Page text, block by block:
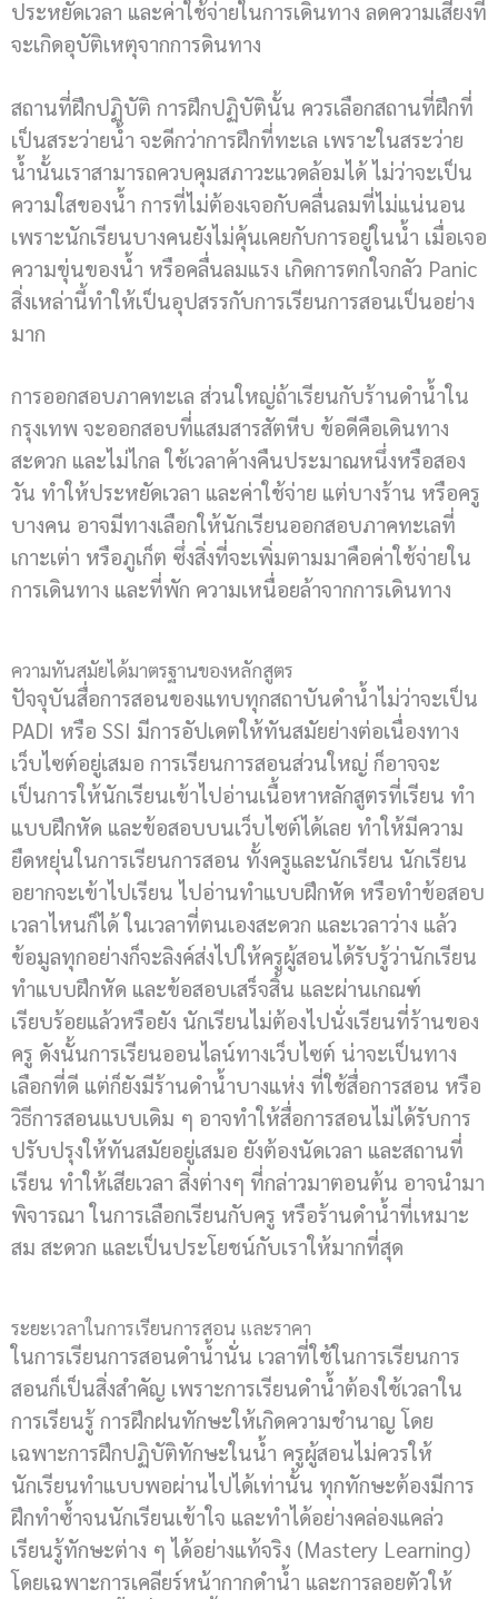
ประหยัดเวลา และค่าใช้จ่ายในการเดินทาง ลดความเสียงที่
จะเกิดอุบัติเหตุจากการดินทาง
สถานที่ฝึกปฏิบัติ การฝึกปฏิบัตินั้น ควรเลือกสถานที่ฝึกที่
เป็นสระว่ายน้ำ จะดีกว่าการฝึกที่ทะเล เพราะในสระว่าย
น้ำนั้นเราสามารถควบคุมสภาวะแวดล้อมได้ ไม่ว่าจะเป็น
ความใสของน้ำ การที่ไม่ต้องเจอกับคลื่นลมที่ไม่แน่นอน
เพราะนักเรียนบางคนยังไม่คุ้นเคยกับการอยู่ในน้ำ เมื่อเจอ
ความขุ่นของน้ำ หรือคลื่นลมแรง เกิดการตกใจกลัว Panic
สิ่งเหล่านี้ทำให้เป็นอุปสรรกับการเรียนการสอนเป็นอย่าง
มาก
การออกสอบภาคทะเล ส่วนใหญ่ถ้าเรียนกับร้านดำน้ำใน
กรุงเทพ จะออกสอบที่แสมสารสัตหีบ ข้อดีคือเดินทาง
สะดวก และไม่ไกล ใช้เวลาค้างคืนประมาณหนึ่งหรือสอง
วัน ทำให้ประหยัดเวลา และค่าใช้จ่าย แต่บางร้าน หรือครู
บางคน อาจมีทางเลือกให้นักเรียนออกสอบภาคทะเลที่
เกาะเต่า หรือภูเก็ต ซึ่งสิ่งที่จะเพิ่มตามมาคือค่าใช้จ่ายใน
การเดินทาง และที่พัก ความเหนื่อยล้าจากการเดินทาง
ความทันสมัยได้มาตรฐานของหลักสูตร
ปัจจุบันสื่อการสอนของแทบทุกสถาบันดำน้ำไม่ว่าจะเป็น
PADI หรือ SSI มีการอัปเดตให้ทันสมัยย่างต่อเนื่องทาง
เว็บไซต์อยู่เสมอ การเรียนการสอนส่วนใหญ่ ก็อาจจะ
เป็นการให้นักเรียนเข้าไปอ่านเนื้อหาหลักสูตรที่เรียน ทำ
แบบฝึกหัด และข้อสอบบนเว็บไซต์ได้เลย ทำให้มีความ
ยืดหยุ่นในการเรียนการสอน ทั้งครูและนักเรียน นักเรียน
อยากจะเข้าไปเรียน ไปอ่านทำแบบฝึกหัด หรือทำข้อสอบ
เวลาไหนก็ได้ ในเวลาที่ตนเองสะดวก และเวลาว่าง แล้ว
ข้อมูลทุกอย่างก็จะลิงค์ส่งไปให้ครูผู้สอนได้รับรู้ว่านักเรียน
ทำแบบฝึกหัด และข้อสอบเสร็จสิ้น และผ่านเกณฑ์
เรียบร้อยแล้วหรือยัง นักเรียนไม่ต้องไปนั่งเรียนที่ร้านของ
ครู ดังนั้นการเรียนออนไลน์ทางเว็บไซต์ น่าจะเป็นทาง
เลือกที่ดี แต่ก็ยังมีร้านดำน้ำบางแห่ง ที่ใช้สื่อการสอน หรือ
วิธีการสอนแบบเดิม ๆ อาจทำให้สื่อการสอนไม่ได้รับการ
ปรับปรุงให้ทันสมัยอยู่เสมอ ยังต้องนัดเวลา และสถานที่
เรียน ทำให้เสียเวลา สิ่งต่างๆ ที่กล่าวมาตอนต้น อาจนำมา
พิจารณา ในการเลือกเรียนกับครู หรือร้านดำน้ำที่เหมาะ
สม สะดวก และเป็นประโยชน์กับเราให้มากที่สุด
ระยะเวลาในการเรียนการสอน และราคา
ในการเรียนการสอนดำน้ำนั่น เวลาที่ใช้ในการเรียนการ
สอนก็เป็นสิ่งสำคัญ เพราะการเรียนดำน้ำต้องใช้เวลาใน
การเรียนรู้ การฝึกฝนทักษะให้เกิดความชำนาญ โดย
เฉพาะการฝึกปฏิบัติทักษะในน้ำ ครูผู้สอนไม่ควรให้
นักเรียนทำแบบพอผ่านไปได้เท่านั้น ทุกทักษะต้องมีการ
ฝึกทำซ้ำจนนักเรียนเข้าใจ และทำได้อย่างคล่องแคล่ว
เรียนรู้ทักษะต่าง ๆ ได้อย่างแท้จริง (Mastery Learning)
โดยเฉพาะการเคลียร์หน้ากากดำน้ำ และการลอยตัวให้